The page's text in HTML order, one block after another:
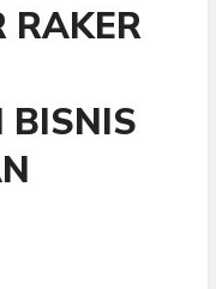
RAKER
BISNIS